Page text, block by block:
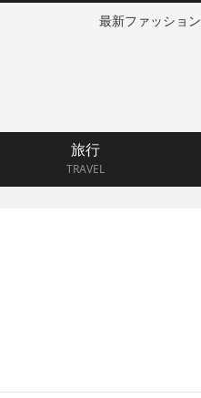
最新ファッショ
旅行
TRAVEL